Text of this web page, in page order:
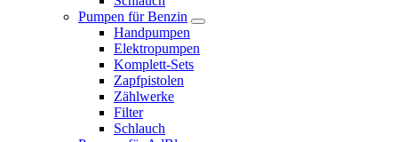
Pumpen für Benzin
Handpumpen
Elektropumpen
Komplett-Sets
Zapfpistolen
Zählwerke
Filter
Schlauch